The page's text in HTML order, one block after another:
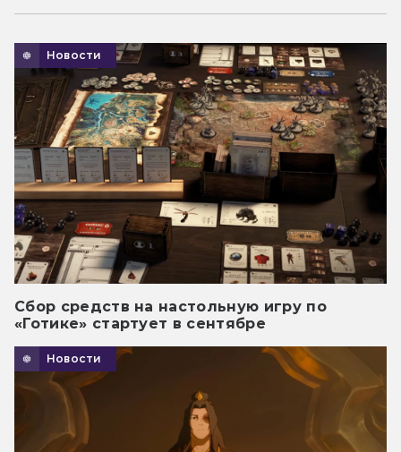
Новости
Сбор средств на настольную игру по
«Готике» стартует в сентябре
Новости